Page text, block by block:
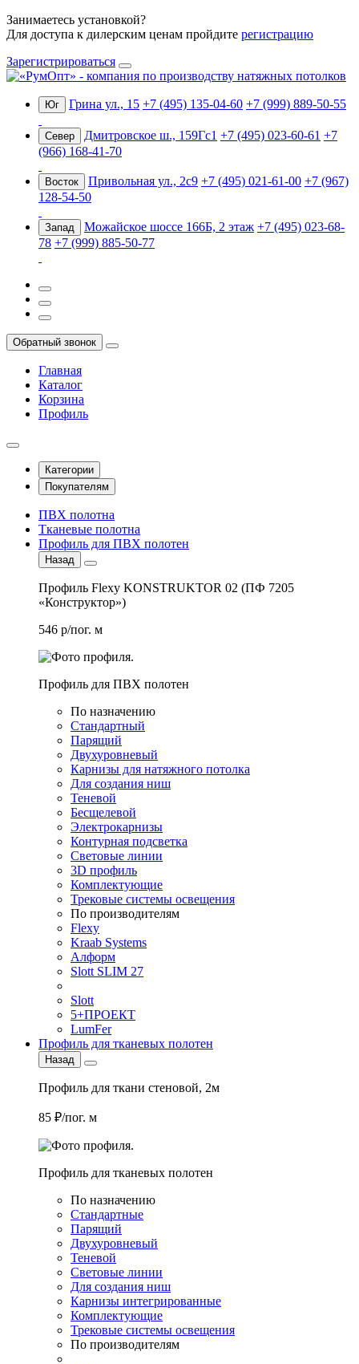
Занимаетесь установкой?
Для доступа к дилерским ценам пройдите регистрацию
Зарегистрироваться
Юг Грина ул., 15 +7 (495) 135-04-60 +7 (999) 889-50-55
Север Дмитровское ш., 159Гс1 +7 (495) 023-60-61 +7
(966) 168-41-70
Восток Привольная ул., 2с9 +7 (495) 021-61-00 +7 (967)
128-54-50
Запад Можайское шоссе 166Б, 2 этаж +7 (495) 023-68-
78 +7 (999) 885-50-77
Обратный звонок
Главная
Каталог
Корзина
Профиль
Категории
Покупателям
ПВХ полотна
Тканевые полотна
Профиль для ПВХ полотен
Назад
Профиль Flexy KONSTRUKTOR 02 (ПФ 7205
«Конструктор»)
546 р/пог. м
Профиль для ПВХ полотен
По назначению
Стандартный
Парящий
Двухуровневый
Карнизы для натяжного потолка
Для создания ниш
Теневой
Бесщелевой
Электрокарнизы
Контурная подсветка
Световые линии
3D профиль
Комплектующие
Трековые системы освещения
По производителям
Flexy
Kraab Systems
Алформ
Slott SLIM 27
Slott
5+ПРОЕКТ
LumFer
Профиль для тканевых полотен
Назад
Профиль для ткани стеновой, 2м
85 ₽/пог. м
Профиль для тканевых полотен
По назначению
Стандартные
Парящий
Двухуровневый
Теневой
Световые линии
Для создания ниш
Карнизы интегрированные
Комплектующие
Трековые системы освещения
По производителям